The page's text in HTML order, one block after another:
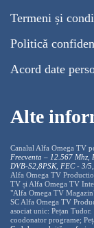
Termeni și
Politică
Acord date
Alte
Canalul Alfa Omega TV
Frecventa – 12.567 Mhz,
DVB-S2,8PSK, FEC - 3/
Alfa Omega TV
TV și Alfa Omega TV
"Alfa Omega TV
SC Alfa Omega TV
asociat unic: Pețan
coodonator programe;